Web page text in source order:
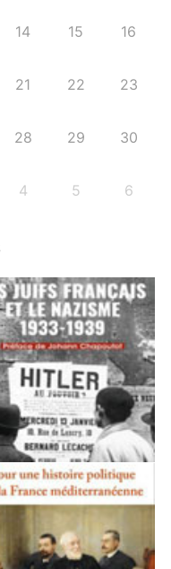
14 15 16
21 22 23
28 29 30
4 5 6